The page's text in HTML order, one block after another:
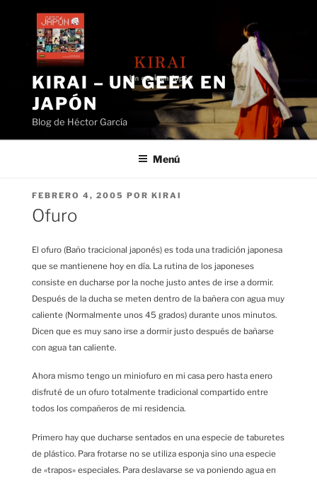
contenido
KIRAI – UN GEEK EN
JAPÓN
Blog de Héctor García
Menú
PUBLICADO
EL
FEBRERO 4, 2005 POR KIRAI
Ofuro
El ofuro (Baño tracicional japonés) es toda una tradición japonesa
que se mantienene hoy en día. La rutina de los japoneses
consiste en ducharse por la noche justo antes de irse a dormir.
Después de la ducha se meten dentro de la bañera con agua muy
caliente (Normalmente unos 45 grados) durante unos minutos.
Dicen que es muy sano irse a dormir justo después de bañarse
con agua tan caliente.
Ahora mismo tengo un miniofuro en mi casa pero hasta enero
disfruté de un ofuro totalmente tradicional compartido entre
todos los compañeros de mi residencia.
Primero hay que ducharse sentados en una especie de taburetes
de plástico. Para frotarse no se utiliza esponja sino una especie
de «trapos» especiales. Para deslavarse se va poniendo agua en